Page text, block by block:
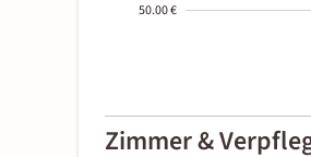
50.00 €
01-02
Zimmer &